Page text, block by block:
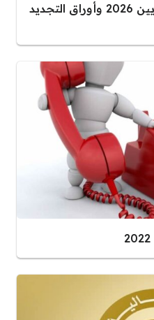
رسوم اشتراك نقابة التجاريين 2026 وأوراق التجديد